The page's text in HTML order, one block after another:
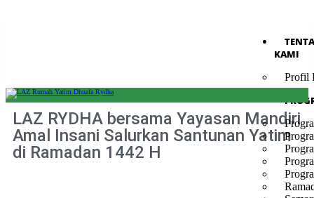
KAMI
Profil
LAZ RYDHA bersama Yayasan Mandiri
Amal Insani Salurkan Santunan Yatim
di Ramadan 1442 H